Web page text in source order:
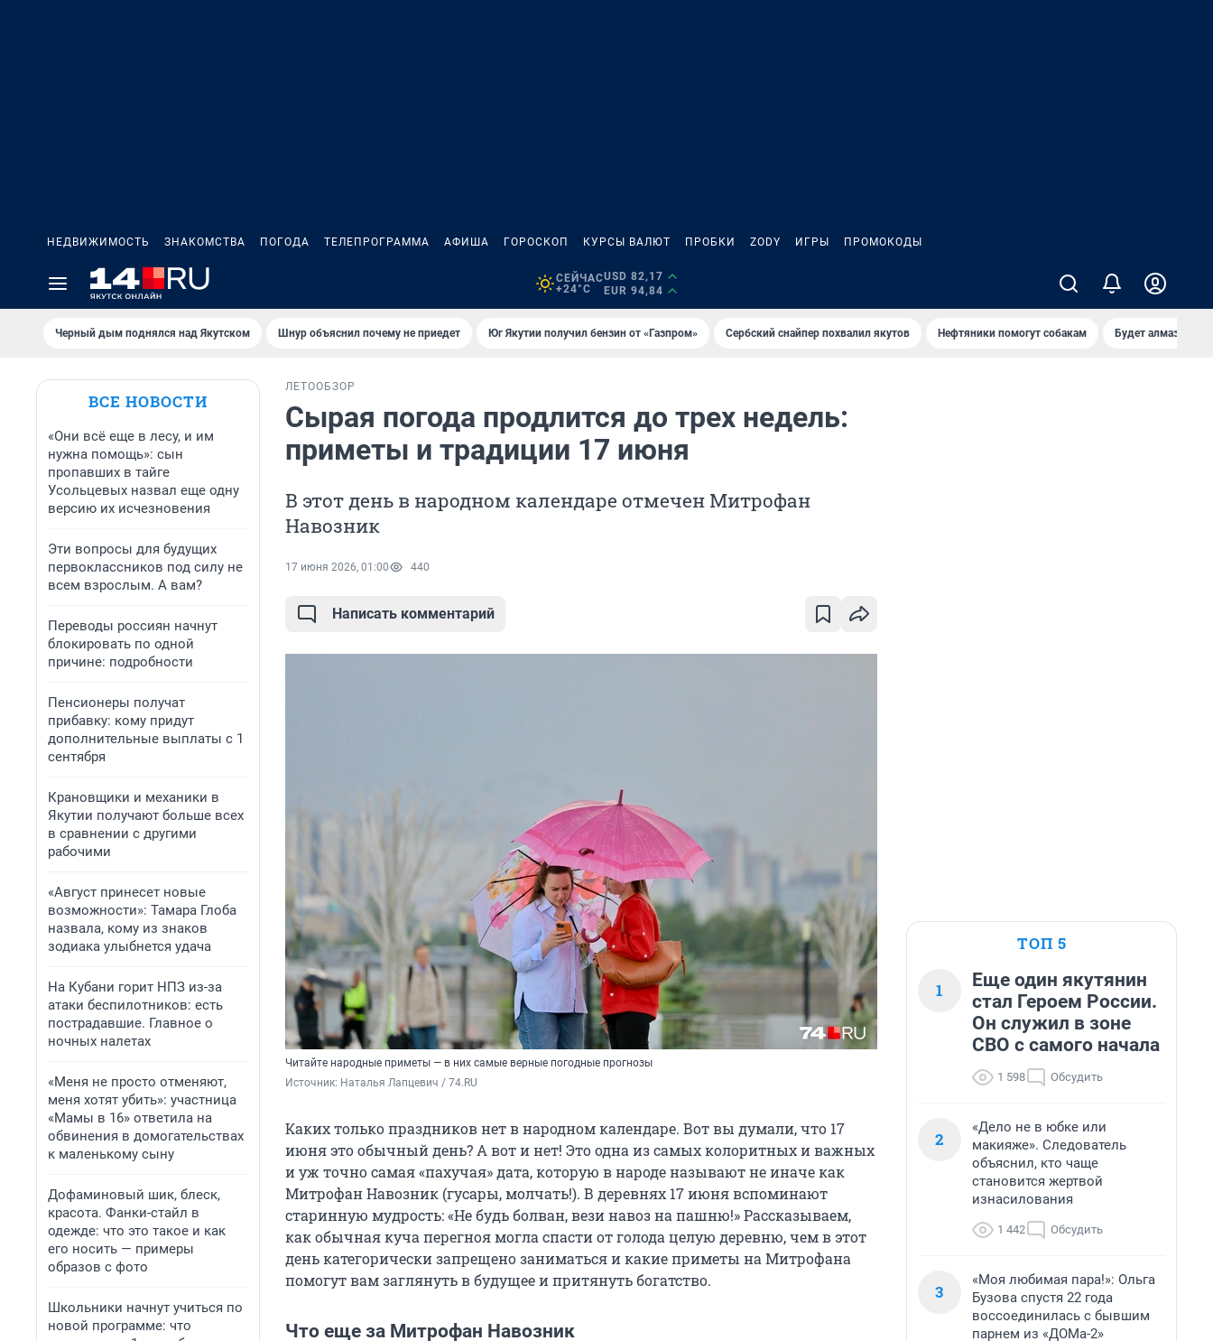
НЕДВИЖИМОСТЬ ЗНАКОМСТВА ПОГОДА ТЕЛЕПРОГРАММА АФИША ГОРОСКОП КУРСЫ ВАЛЮТ ПРОБКИ ZODY ИГРЫ ПРОМОКОДЫ
СЕЙЧАС
+24°C
USD 82,17
EUR 94,84
Черный дым поднялся над Якутском Шнур объяснил почему не приедет Юг Якутии получил бензин от «Газпром» Сербский снайпер похвалил якутов Нефтяники помогут собакам Будет алмазный
ВСЕ НОВОСТИ
«Они всё еще в лесу, и им
нужна помощь»: сын
пропавших в тайге
Усольцевых назвал еще одну
версию их исчезновения
Эти вопросы для будущих
первоклассников под силу не
всем взрослым. А вам?
Переводы россиян начнут
блокировать по одной
причине: подробности
Пенсионеры получат
прибавку: кому придут
дополнительные выплаты с 1
сентября
Крановщики и механики в
Якутии получают больше всех
в сравнении с другими
рабочими
«Август принесет новые
возможности»: Тамара Глоба
назвала, кому из знаков
зодиака улыбнется удача
На Кубани горит НПЗ из-за
атаки беспилотников: есть
пострадавшие. Главное о
ночных налетах
«Меня не просто отменяют,
меня хотят убить»: участница
«Мамы в 16» ответила на
обвинения в домогательствах
к маленькому сыну
Дофаминовый шик, блеск,
красота. Фанки-стайл в
одежде: что это такое и как
его носить — примеры
образов с фото
Школьники начнут учиться по
новой программе: что
ЛЕТООБЗОР
Сырая погода продлится до трех недель:
приметы и традиции 17 июня
В этот день в народном календаре отмечен Митрофан
Навозник
17 июня 2026, 01:00 440
Написать комментарий
Читайте народные приметы — в них самые верные погодные прогнозы
Источник: Наталья Лапцевич / 74.RU
Каких только праздников нет в народном календаре. Вот вы думали, что 17
июня это обычный день? А вот и нет! Это одна из самых колоритных и важных
и уж точно самая «пахучая» дата, которую в народе называют не иначе как
Митрофан Навозник (гусары, молчать!). В деревнях 17 июня вспоминают
старинную мудрость: «Не будь болван, вези навоз на пашню!» Рассказываем,
как обычная куча перегноя могла спасти от голода целую деревню, чем в этот
день категорически запрещено заниматься и какие приметы на Митрофана
помогут вам заглянуть в будущее и притянуть богатство.
Что еще за Митрофан Навозник
ТОП 5
1
Еще один якутянин
стал Героем России.
Он служил в зоне
СВО с самого начала
1 598 Обсудить
2
«Дело не в юбке или
макияже». Следователь
объяснил, кто чаще
становится жертвой
изнасилования
1 442 Обсудить
3
«Моя любимая пара!»: Ольга
Бузова спустя 22 года
воссоединилась с бывшим
парнем из «ДОМа-2»